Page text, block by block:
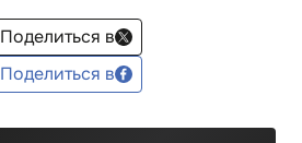
Поделиться в
Поделиться в